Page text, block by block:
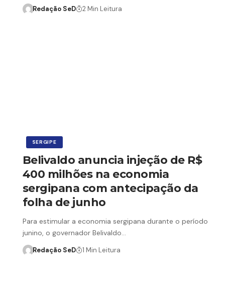
Redação SeD 2 Min Leitura
SERGIPE
Belivaldo anuncia injeção de R$
400 milhões na economia
sergipana com antecipação da
folha de junho
Para estimular a economia sergipana durante o período
junino, o governador Belivaldo…
Redação SeD 1 Min Leitura